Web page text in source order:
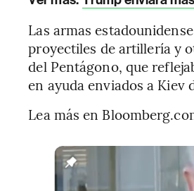
Las armas
proyectiles de artillería y
del Pentágono, que
en ayuda enviados a Kiev
Lea más en